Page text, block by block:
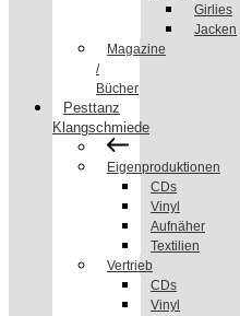
Girlies
Jacken
Magazine
/
Bücher
Pesttanz
Klangschmiede
Eigenproduktionen
CDs
Vinyl
Aufnäher
Textilien
Vertrieb
CDs
Vinyl